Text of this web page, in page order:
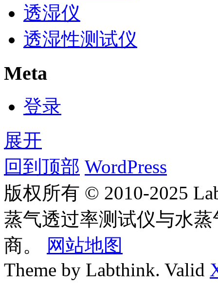
透湿仪
透湿性测试仪
Meta
登录
展开
回到顶部 WordPress
版权所有 © 2010-2025
蒸气透过率测试仪与水
商。
网站地图
Theme by Labthink. Valid